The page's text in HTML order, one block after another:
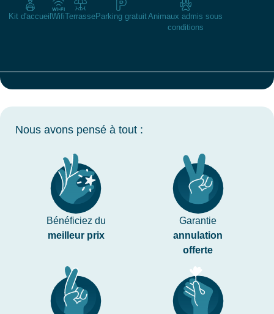
Kit d'accueil WifiTerrasseParking gratuitAnimaux admis sous
conditions
Nous avons pensé à tout :
Bénéficiez du
meilleur prix
Garantie
annulation
offerte